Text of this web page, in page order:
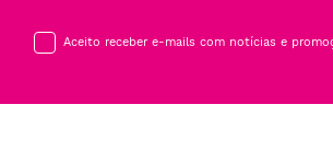
Aceito receber e-mails com notícias e